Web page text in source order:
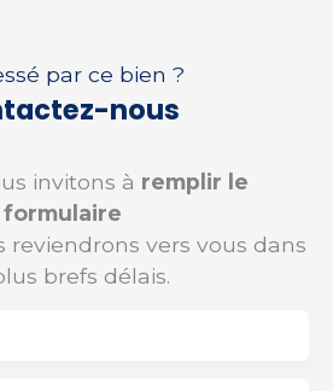
par ce bien ?
nous
invitons à remplir le
formulaire
reviendrons vers vous dans
brefs délais.